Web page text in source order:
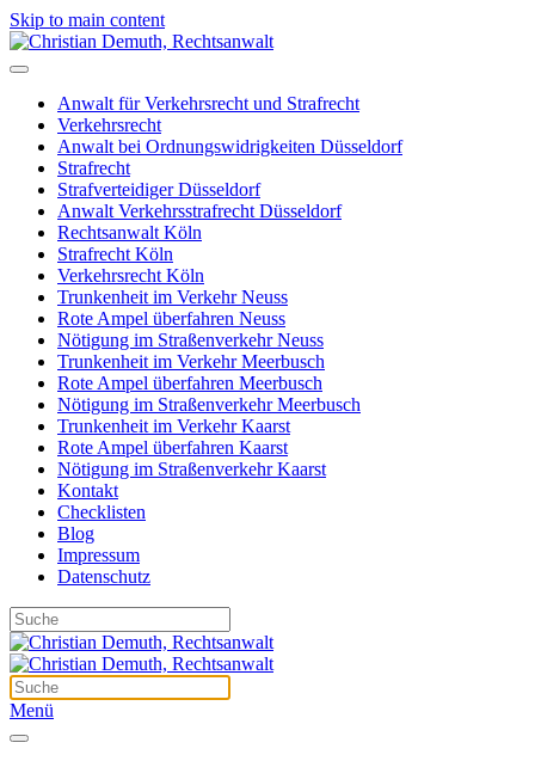
Skip to main content
Anwalt für Verkehrsrecht und Strafrecht
Verkehrsrecht
Anwalt bei Ordnungswidrigkeiten Düsseldorf
Strafrecht
Strafverteidiger Düsseldorf
Anwalt Verkehrsstrafrecht Düsseldorf
Rechtsanwalt Köln
Strafrecht Köln
Verkehrsrecht Köln
Trunkenheit im Verkehr Neuss
Rote Ampel überfahren Neuss
Nötigung im Straßenverkehr Neuss
Trunkenheit im Verkehr Meerbusch
Rote Ampel überfahren Meerbusch
Nötigung im Straßenverkehr Meerbusch
Trunkenheit im Verkehr Kaarst
Rote Ampel überfahren Kaarst
Nötigung im Straßenverkehr Kaarst
Kontakt
Checklisten
Blog
Impressum
Datenschutz
Menü